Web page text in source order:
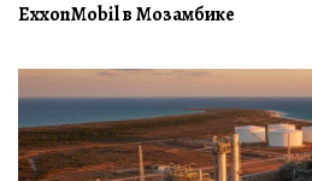
ExxonMobil в Мозамбике